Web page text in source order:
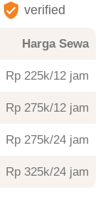
verified
Harga Sewa
Rp 225 /12 jam
Rp 275 /12 jam
Rp 275 /24 jam
Rp 325 /24 jam